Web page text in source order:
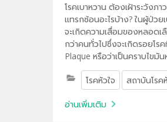
โรคเบาหวาน ต้องเฝ้าระวังภา
แทรกซ้อนอะไรบ้าง? ในผู้ป่วย
จะเกิดความเสื่อมของหลอดเ
กว่าคนทั่วไปซึ่งจะเกิดรอยโรค
Plaque หรือว่าเป็นคราบไขมัน
คราบหินปูน ซึ่งรอยโรคเหล่านี้อ
การปริหรือว่าแตกเหนี่ยวนำให้
เลือดมาอุดตันเส้นเลือด
โรคหัวใจ สถาบันโรค
อ่านเพิ่มเติม